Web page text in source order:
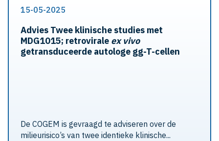
15-05-2025
Advies Twee klinische studies met
MDG1015; retrovirale ex vivo
getransduceerde autologe gg-T-cellen
De COGEM is gevraagd te adviseren over de
milieurisico’s van twee identieke klinische...